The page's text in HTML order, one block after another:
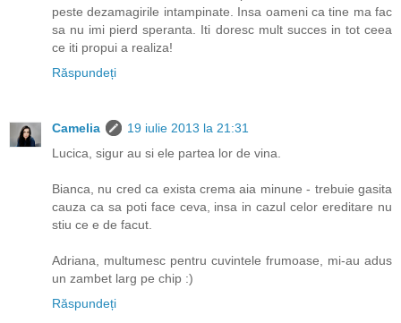
peste dezamagirile intampinate. Insa oameni ca tine ma fac
sa nu imi pierd speranta. Iti doresc mult succes in tot ceea
ce iti propui a realiza!
Răspundeți
Camelia
19 iulie 2013 la 21:31
Lucica, sigur au si ele partea lor de vina.
Bianca, nu cred ca exista crema aia minune - trebuie gasita
cauza ca sa poti face ceva, insa in cazul celor ereditare nu
stiu ce e de facut.
Adriana, multumesc pentru cuvintele frumoase, mi-au adus
un zambet larg pe chip :)
Răspundeți